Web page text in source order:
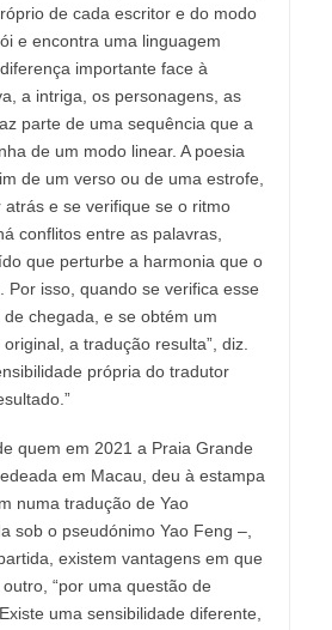
de cada escritor e do modo
e encontra uma linguagem
importante face à
a intriga, os personagens, as
parte de uma sequência que a
de um modo linear. A poesia
de um verso ou de uma estrofe,
e se verifique se o ritmo
conflitos entre as palavras,
que perturbe a harmonia que o
Por isso, quando se verifica esse
chegada, e se obtém um
a tradução resulta”, diz.
própria do tradutor
quem em 2021 a Praia Grande
em Macau, deu à estampa
numa tradução de Yao
sob o pseudónimo Yao Feng –,
existem vantagens em que
“por uma questão de
uma sensibilidade diferente,